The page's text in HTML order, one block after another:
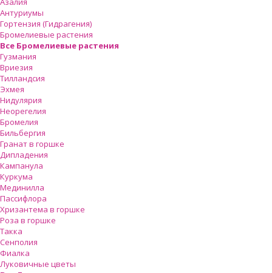
Антуриумы
Гортензия (Гидрагения)
Бромелиевые растения
Все Бромелиевые растения
Гузмания
Вриезия
Тилландсия
Эхмея
Нидулярия
Неорегелия
Бромелия
Бильбергия
Гранат в горшке
Дипладения
Кампанула
Куркума
Мединилла
Пассифлора
Хризантема в горшке
Роза в горшке
Такка
Сенполия
Фиалка
Луковичные цветы